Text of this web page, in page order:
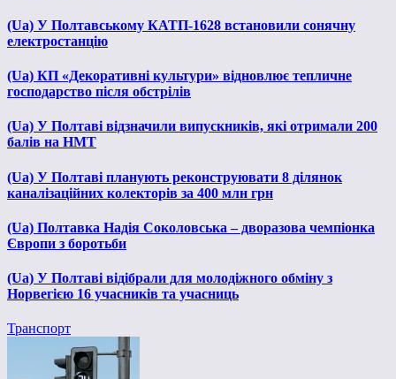
(Ua) У Полтавському КАТП-1628 встановили сонячну
електростанцію
(Ua) КП «Декоративні культури» відновлює тепличне
господарство після обстрілів
(Ua) У Полтаві відзначили випускників, які отримали 200
балів на НМТ
(Ua) У Полтаві планують реконструювати 8 ділянок
каналізаційних колекторів за 400 млн грн
(Ua) Полтавка Надія Соколовська – дворазова чемпіонка
Європи з боротьби
(Ua) У Полтаві відібрали для молодіжного обміну з
Норвегією 16 учасників та учасниць
Транспорт